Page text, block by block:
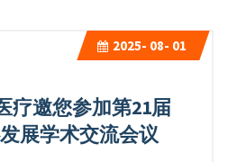
2025- 08- 01
疗邀您参加第21届
展学术交流会议